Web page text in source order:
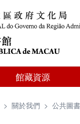
館藏資源
> 關於我們 > 公共圖